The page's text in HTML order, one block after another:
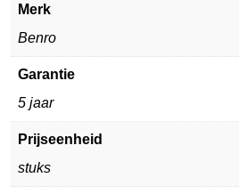
Merk
Benro
Garantie
5 jaar
Prijseenheid
stuks